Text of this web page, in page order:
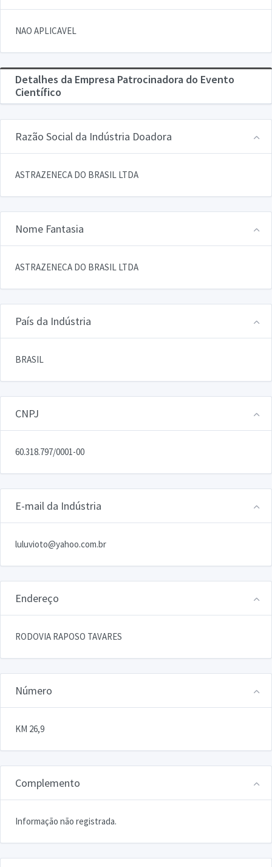
NAO APLICAVEL
Detalhes da Empresa Patrocinadora do Evento
Científico
Razão Social da Indústria Doadora
ASTRAZENECA DO BRASIL LTDA
Nome Fantasia
ASTRAZENECA DO BRASIL LTDA
País da Indústria
BRASIL
CNPJ
60.318.797/0001-00
E-mail da Indústria
luluvioto@yahoo.com.br
Endereço
RODOVIA RAPOSO TAVARES
Número
KM 26,9
Complemento
Informação não registrada.